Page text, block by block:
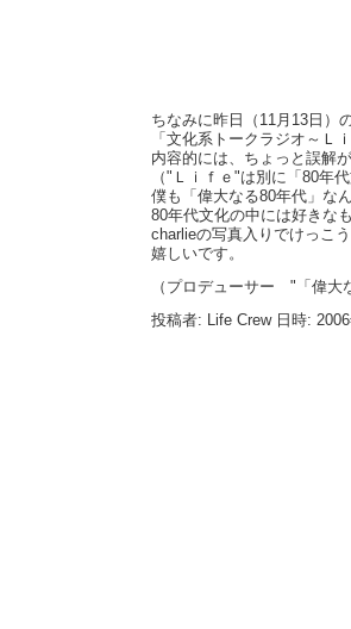
ちなみに昨日（11月13日）
「文化系トークラジオ～Ｌ
内容的には、ちょっと誤解
（"Ｌｉｆｅ"は別に「80年
僕も「偉大なる80年代」な
80年代文化の中には好きな
charlieの写真入りでけっこ
嬉しいです。
（プロデューサー "「偉
投稿者: Life Crew 日時: